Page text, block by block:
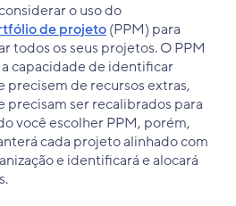
o uso do
de projeto(PPM) para
todos os seus projetos. O PPM
capacidade de identificar
de recursos extras,
precisam ser recalibrados para
você escolher PPM, porém,
cada projeto alinhado com
e identificará e alocará